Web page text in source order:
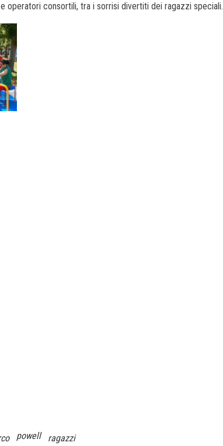
operatori consortili, tra i sorrisi divertiti dei ragazzi speciali.
powell ragazzi